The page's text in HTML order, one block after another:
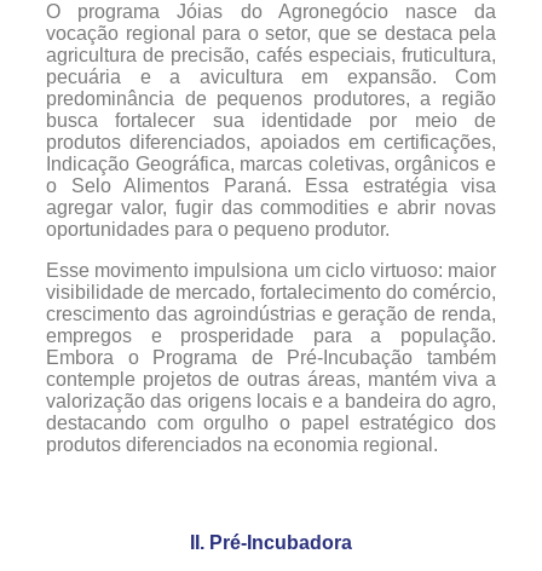
O programa Jóias do Agronegócio nasce da
vocação regional para o setor, que se destaca pela
agricultura de precisão, cafés especiais, fruticultura,
pecuária e a avicultura em expansão. Com
predominância de pequenos produtores, a região
busca fortalecer sua identidade por meio de
produtos diferenciados, apoiados em certificações,
Indicação Geográfica, marcas coletivas, orgânicos e
o Selo Alimentos Paraná. Essa estratégia visa
agregar valor, fugir das commodities e abrir novas
oportunidades para o pequeno produtor.
Esse movimento impulsiona um ciclo virtuoso: maior
visibilidade de mercado, fortalecimento do comércio,
crescimento das agroindústrias e geração de renda,
empregos e prosperidade para a população.
Embora o Programa de Pré-Incubação também
contemple projetos de outras áreas, mantém viva a
valorização das origens locais e a bandeira do agro,
destacando com orgulho o papel estratégico dos
produtos diferenciados na economia regional.
II. Pré-Incubadora